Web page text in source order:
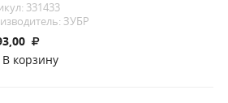
331433
ЗУБР
В корзину